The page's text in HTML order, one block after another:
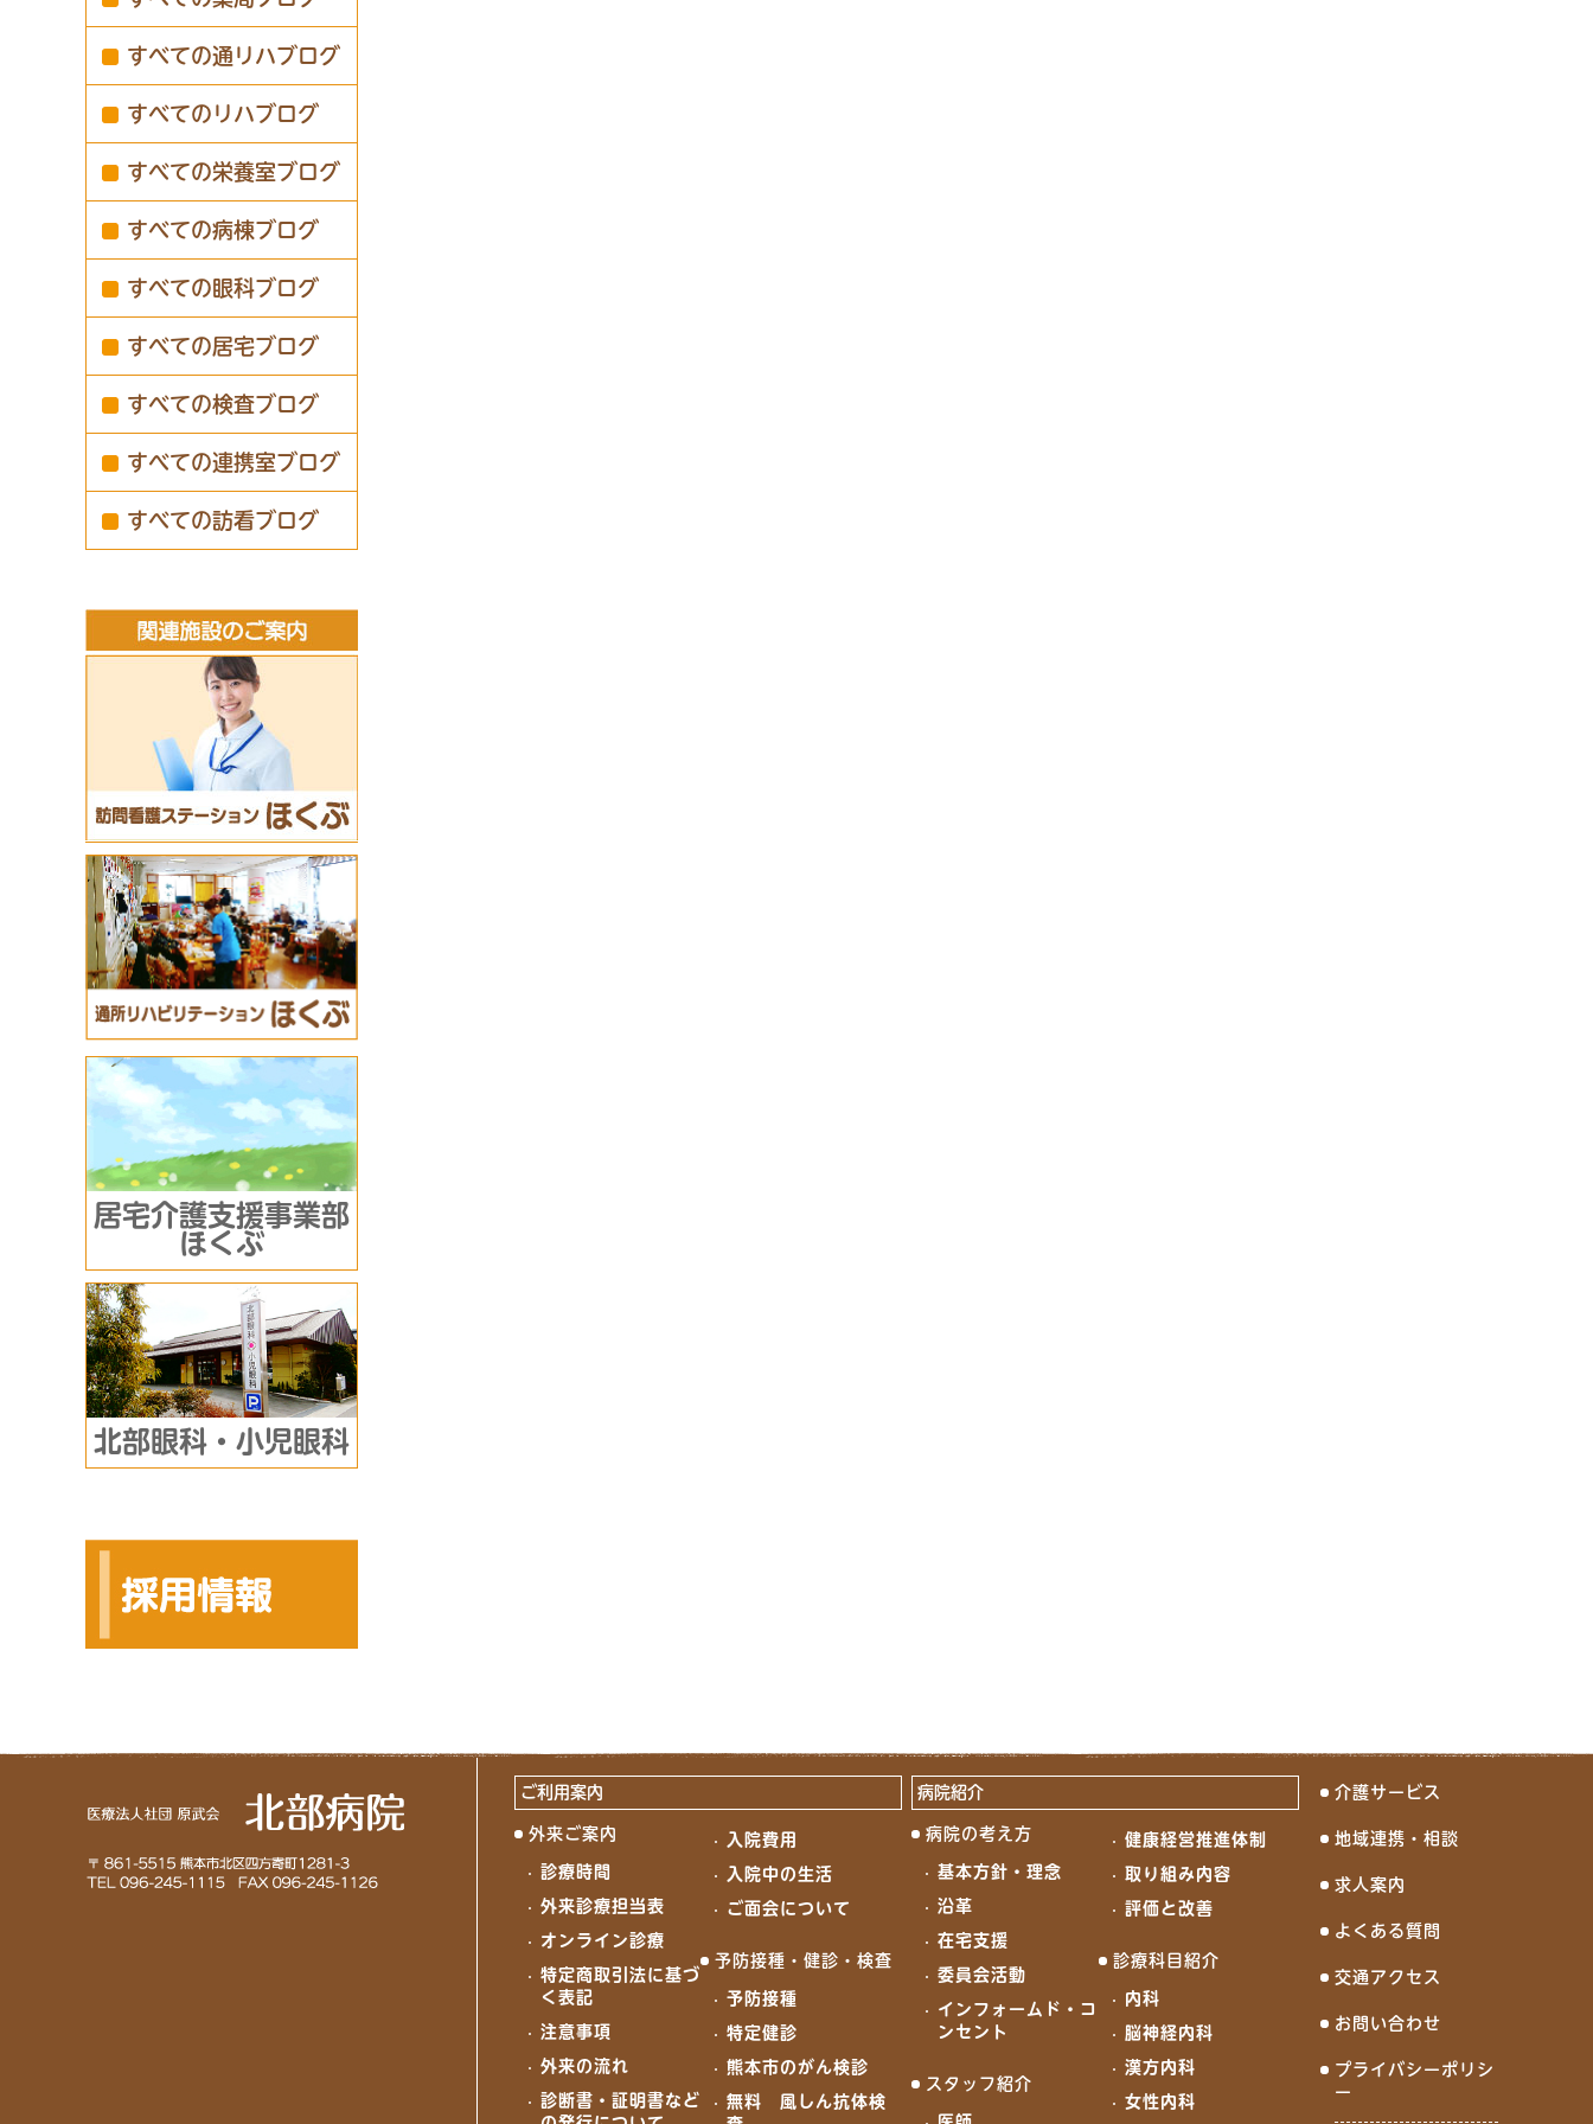
すべての通リハブログ
すべてのリハブログ
すべての栄養室ブログ
すべての病棟ブログ
すべての眼科ブログ
すべての居宅ブログ
すべての検査ブログ
すべての連携室ブログ
すべての訪看ブログ
居宅介護支援事業部
ほくぶ
北部眼科・小児眼科
ご利用案内
外来ご案内
診療時間
外来診療担当表
オンライン診療
特定商取引法に基づ
く表記
注意事項
外来の流れ
診断書・証明書など
入院費用
入院中の生活
ご面会について
予防接種・健診・検査
予防接種
特定健診
熊本市のがん検診
無料 風しん抗体検
病院紹介
病院の考え方
基本方針・理念
沿革
在宅支援
委員会活動
インフォームド・コ
ンセント
スタッフ紹介
健康経営推進体制
取り組み内容
評価と改善
診療科目紹介
内科
脳神経内科
漢方内科
女性内科
介護サービス
地域連携・相談
求人案内
よくある質問
交通アクセス
お問い合わせ
プライバシーポリシ
ー